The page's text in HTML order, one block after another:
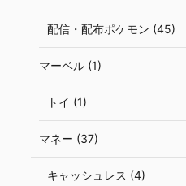
配信・配布ポケモン (45)
マーベル (1)
トイ (1)
マネー (37)
キャッシュレス (4)